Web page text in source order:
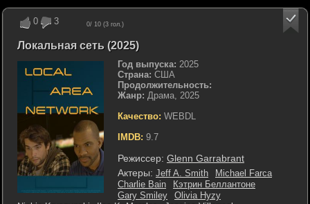
0 3 0/ 10 (3 гол.)
Локальная сеть (2025)
Год выпуска: 2025
Страна: США
Продолжительность:
Жанр: Драма, 2025
Качество: WEBDL
IMDB: 9.7
Режиссер: Glenn Garrabrant
Актеры: Jeff A. Smith
Michael Farca
Charlie Bain
Кэтрин Беллантоне
Gary Smiley
Olivia Hyzy